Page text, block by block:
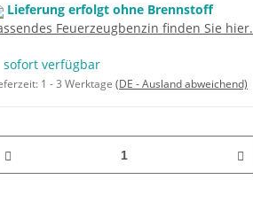
Lieferung erfolgt ohne Brennstoff
Feuerzeugbenzin finden Sie hier.
sofort verfügbar
1 - 3 Werktage (DE - Ausland abweichend)